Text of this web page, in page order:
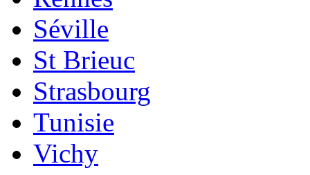
Séville
St Brieuc
Strasbourg
Tunisie
Vichy